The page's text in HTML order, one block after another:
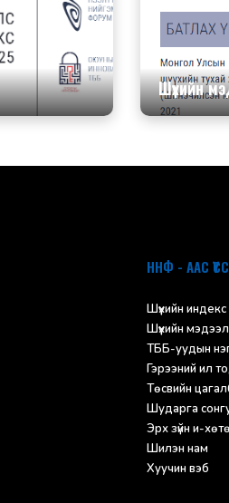
Шүүхийн
ННФ - ААС
Шүүхийн индекс
Шүүхийн
ТББ-уудын
Гэрээний ил
Төсвийн
Шударга
Эрх зүйн и-
Шилэн нам
Хуучин вэб